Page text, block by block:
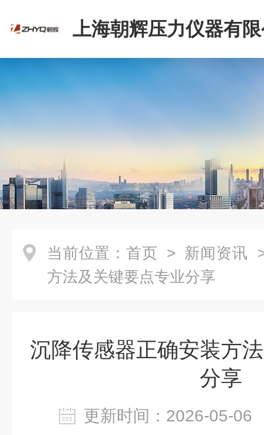
上海朝辉压力仪器有
当前位置： 首页 > 新闻资讯
方法及关键要点专业分享
沉降传感器正确安装方
分享
更新时间：2026-05-